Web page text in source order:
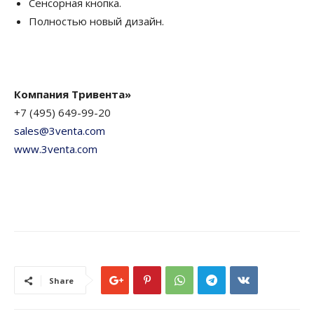
Сенсорная кнопка.
Полностью новый дизайн.
Компания Тривента»
+7 (495) 649-99-20
sales@3venta.com
www.3venta.com
Share